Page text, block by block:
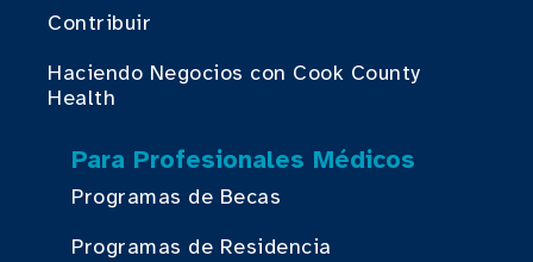
Contribuir
Haciendo Negocios con Cook County
Health
Para Profesionales Médicos
Programas de Becas
Programas de Residencia